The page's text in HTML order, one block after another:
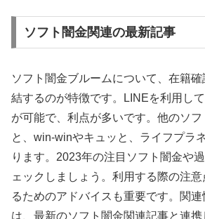
ソフト闇金関連の最新記事
ソフト闇金ブルームについて、在籍
結するのが特徴です。LINEを利用し
が可能で、利点が多いです。他のソ
と、win-winやキュッと、ライフプラ
ります。2023年の注目ソフト闇金や
ェックしましょう。利用する際の注
るためのアドバイスも重要です。関
は、最新のソフト闇金関連記事と連携